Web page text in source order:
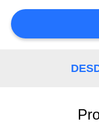
SITE